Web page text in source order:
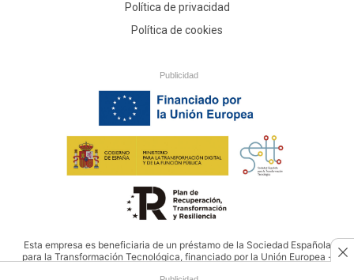
Política de privacidad
Política de cookies
Publicidad
Esta empresa es beneficiaria de un préstamo de la Sociedad Española
para la Transformación Tecnológica, financiado por la Unión Europea -